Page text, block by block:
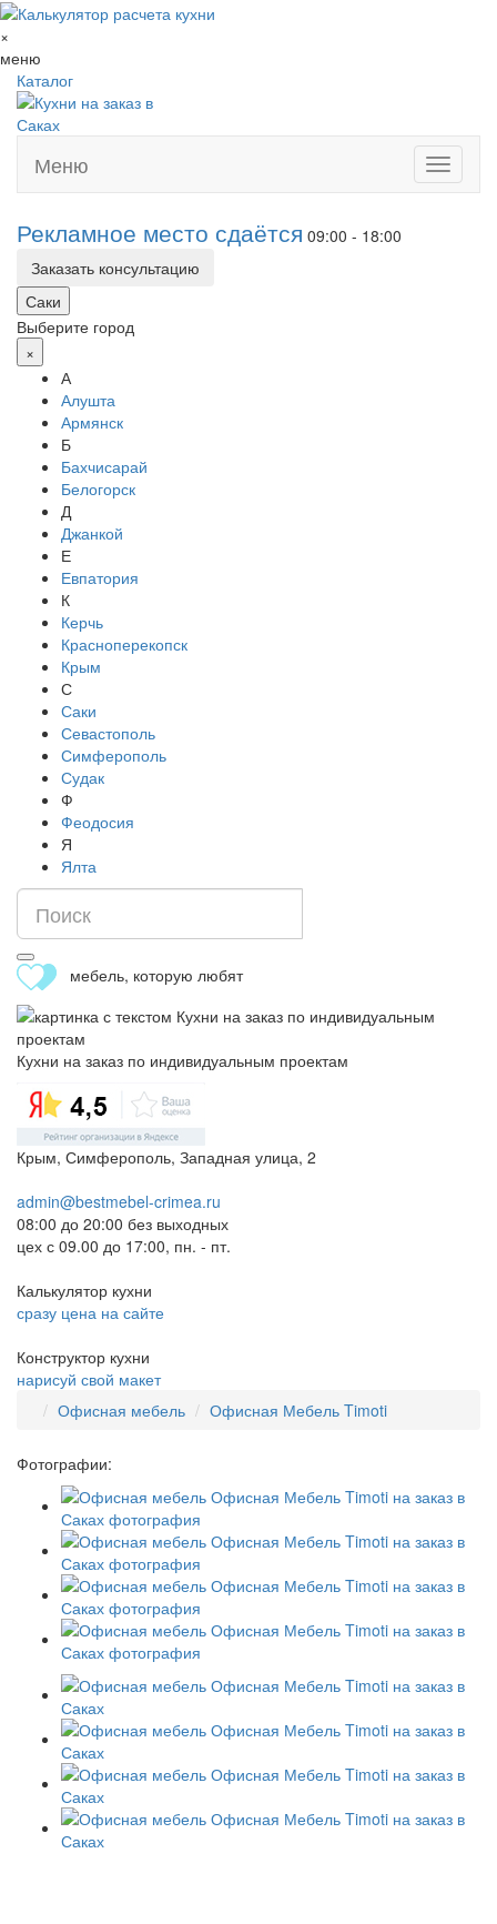
×
меню
Каталог
Toggle
Меню
Рекламное место сдаётся 09:00 - 18:00
Заказать консультацию
Саки
Выберите город
×
А
Алушта
Армянск
Б
Бахчисарай
Белогорск
Д
Джанкой
Е
Евпатория
К
Керчь
Красноперекопск
Крым
С
Саки
Севастополь
Симферополь
Судак
Ф
Феодосия
Я
Ялта
мебель, которую любят
Кухни на заказ по индивидуальным проектам
Крым, Симферополь, Западная улица, 2
admin@bestmebel-crimea.ru
08:00 до 20:00 без выходных
цех с 09.00 до 17:00, пн. - пт.
Калькулятор кухни
сразу цена на сайте
Конструктор кухни
нарисуй свой макет
Офисная мебель
Офисная Мебель Timoti
Фотографии: